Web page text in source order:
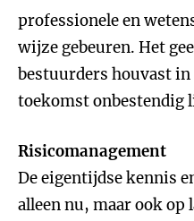
professionele en
wijze gebeuren. Het
bestuurders houvast
toekomst onbestendig
Risicomanagement
De eigentijdse kennis
alleen nu, maar ook